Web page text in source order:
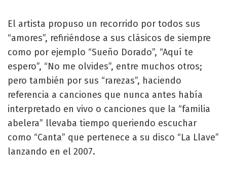
El artista propuso un recorrido por todos sus
“amores”, refiriéndose a sus clásicos de siempre
como por ejemplo “Sueño Dorado”, “Aquí te
espero”, “No me olvides”, entre muchos otros;
pero también por sus “rarezas”, haciendo
referencia a canciones que nunca antes había
interpretado en vivo o canciones que la “familia
abelera” llevaba tiempo queriendo escuchar
como “Canta” que pertenece a su disco “La Llave”
lanzando en el 2007.